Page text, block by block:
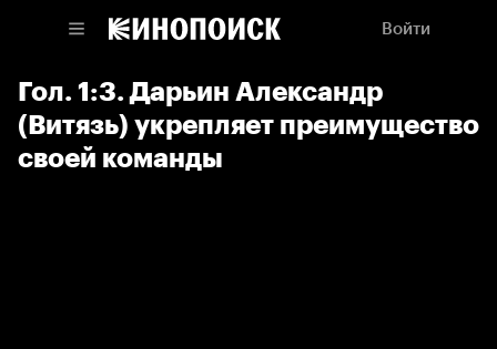
Войти
Гол. 1:3. Дарьин Александр
(Витязь) укрепляет преимущество
своей команды